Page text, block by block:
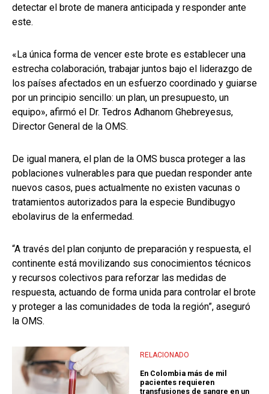
detectar el brote de manera anticipada y responder ante
este.
«La única forma de vencer este brote es establecer una
estrecha colaboración, trabajar juntos bajo el liderazgo de
los países afectados en un esfuerzo coordinado y guiarse
por un principio sencillo: un plan, un presupuesto, un
equipo», afirmó el Dr. Tedros Adhanom Ghebreyesus,
Director General de la OMS.
De igual manera, el plan de la OMS busca proteger a las
poblaciones vulnerables para que puedan responder ante
nuevos casos, pues actualmente no existen vacunas o
tratamientos autorizados para la especie Bundibugyo
ebolavirus de la enfermedad.
“A través del plan conjunto de preparación y respuesta, el
continente está movilizando sus conocimientos técnicos
y recursos colectivos para reforzar las medidas de
respuesta, actuando de forma unida para controlar el brote
y proteger a las comunidades de toda la región”, aseguró
la OMS.
RELACIONADO
En Colombia más de mil
pacientes requieren
transfusiones de sangre en un